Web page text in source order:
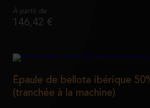
À partir de
146,42 €
Épaule de bellota ibérique
(tranchée à la machine)